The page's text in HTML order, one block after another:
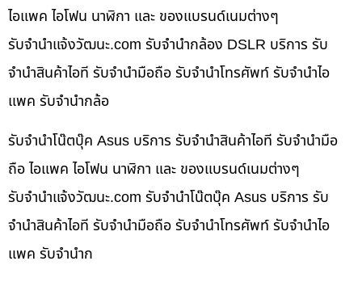
ไอแพค ไอโฟน นาฬิกา และ ของแบรนด์เนมต่างๆ
รับจํานําแจ้งวัฒนะ.com รับจำนำกล้อง DSLR บริการ รับ
จำนำสินค้าไอที รับจำนำมือถือ รับจำนำโทรศัพท์ รับจำนำไอ
แพค รับจำนำกล้อ
รับจำนำโน๊ตบุ๊ค Asus บริการ รับจำนำสินค้าไอที รับจำนำมือ
ถือ ไอแพค ไอโฟน นาฬิกา และ ของแบรนด์เนมต่างๆ
รับจํานําแจ้งวัฒนะ.com รับจำนำโน๊ตบุ๊ค Asus บริการ รับ
จำนำสินค้าไอที รับจำนำมือถือ รับจำนำโทรศัพท์ รับจำนำไอ
แพค รับจำนำก